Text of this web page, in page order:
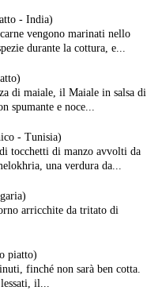
- India)
vengono marinati nello
durante la cottura, e...
di maiale, il Maiale in salsa di
spumante e noce...
- Tunisia)
tocchetti di manzo avvolti da
una verdura da...
arricchite da tritato di
piatto)
finché non sarà ben cotta.
il...